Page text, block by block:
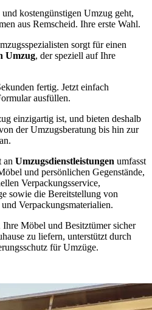
kostengünstigen Umzug geht,
aus Remscheid. Ihre erste Wahl.
sorgt für einen
Umzug, der speziell auf Ihre
fertig. Jetzt einfach
ausfüllen.
einzigartig ist, und bieten deshalb
der Umzugsberatung bis hin zur
an Umzugsdienstleistungen umfasst
und persönlichen Gegenstände,
Verpackungsservice,
sowie die Bereitstellung von
Verpackungsmaterialien.
Möbel und Besitztümer sicher
zu liefern, unterstützt durch
für Umzüge.